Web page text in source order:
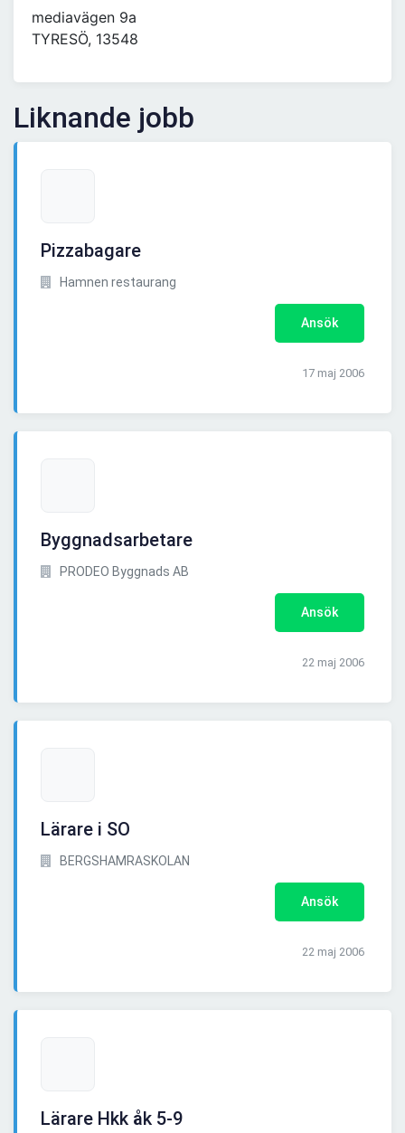
mediavägen 9a
TYRESÖ, 13548
Liknande jobb
Pizzabagare
Hamnen restaurang
Ansök
17 maj 2006
Byggnadsarbetare
PRODEO Byggnads AB
Ansök
22 maj 2006
Lärare i SO
BERGSHAMRASKOLAN
Ansök
22 maj 2006
Lärare Hkk åk 5-9